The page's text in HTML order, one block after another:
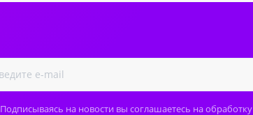
Подписываясь на новости вы соглашаетесь на обработку